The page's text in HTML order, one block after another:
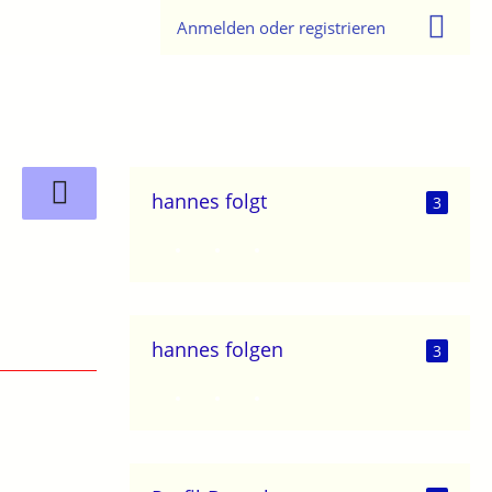
Anmelden oder registrieren
hannes folgt 3
hannes folgen 3